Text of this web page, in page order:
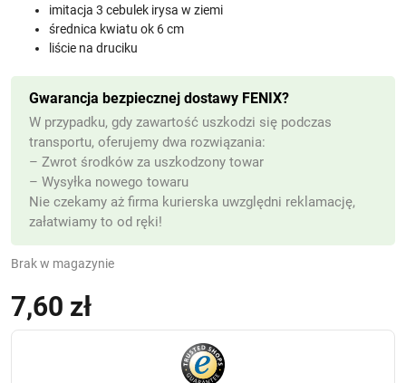
7,60 zł
imitacja 3 cebulek irysa w ziemi
średnica kwiatu ok 6 cm
liście na druciku
Brak w magazynie
Gwarancja bezpiecznej dostawy FENIX?
W przypadku, gdy zawartość uszkodzi się podczas
transportu, oferujemy dwa rozwiązania:
– Zwrot środków za uszkodzony towar
– Wysyłka nowego towaru
Nie czekamy aż firma kurierska uwzględni reklamację,
załatwiamy to od ręki!